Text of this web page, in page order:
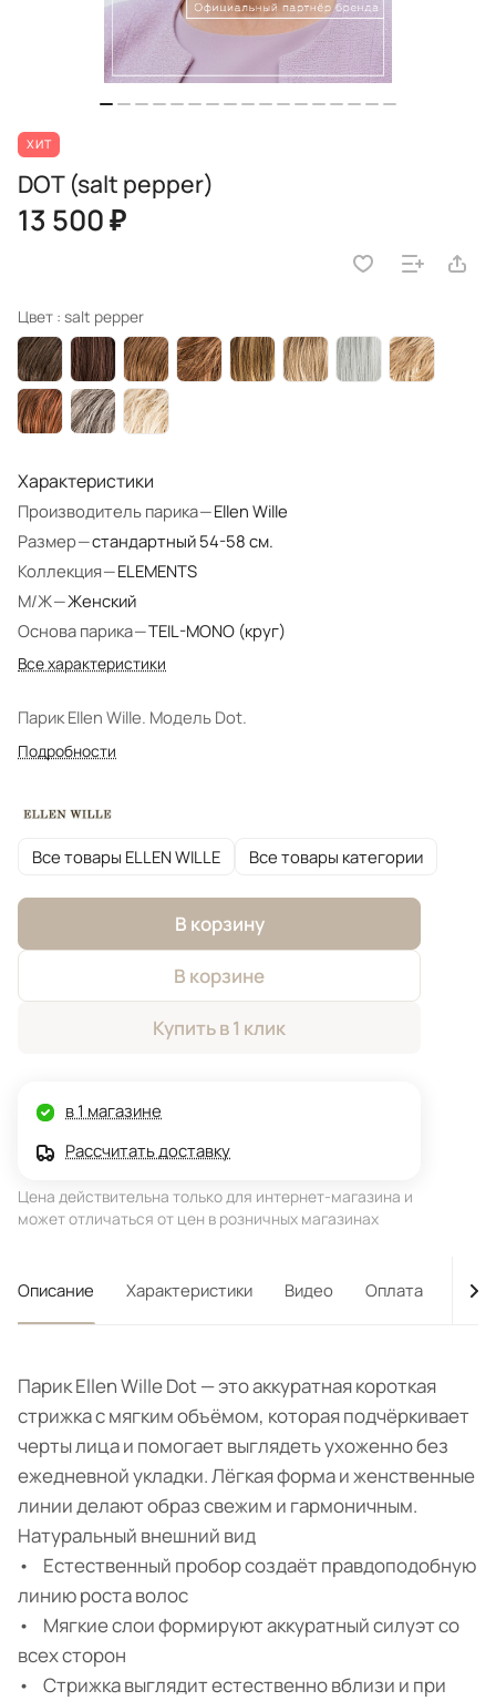
ХИТ
DOT (salt pepper)
13 500 ₽
Цвет : salt pepper
Характеристики
Производитель парика—Ellen Wille
Размер—стандартный 54-58 см.
Коллекция—ELEMENTS
М/Ж—Женский
Основа парика—TEIL-MONO (круг)
Все характеристики
Парик Ellen Wille. Модель Dot.
Подробности
Все товары ELLEN WILLE Все товары категории
В корзину
В корзине
Купить в 1 клик
в 1 магазине
Рассчитать доставку
Цена действительна только для интернет-магазина и
может отличаться от цен в розничных магазинах
Описание Характеристики Видео Оплата
Парик Ellen Wille Dot — это аккуратная короткая
стрижка с мягким объёмом, которая подчёркивает
черты лица и помогает выглядеть ухоженно без
ежедневной укладки. Лёгкая форма и женственные
линии делают образ свежим и гармоничным.
Натуральный внешний вид
• Естественный пробор создаёт правдоподобную
линию роста волос
• Мягкие слои формируют аккуратный силуэт со
всех сторон
• Стрижка выглядит естественно вблизи и при